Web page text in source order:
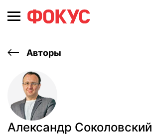
Авторы
Александр Соколовский